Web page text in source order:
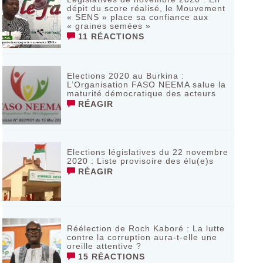
dépit du score réalisé, le Mouvement
« SENS » place sa confiance aux
« graines semées »
11 RÉACTIONS
Elections 2020 au Burkina :
L’Organisation FASO NEEMA salue la
maturité démocratique des acteurs
RÉAGIR
Elections législatives du 22 novembre
2020 : Liste provisoire des élu(e)s
RÉAGIR
Réélection de Roch Kaboré : La lutte
contre la corruption aura-t-elle une
oreille attentive ?
15 RÉACTIONS